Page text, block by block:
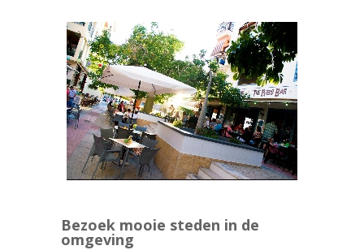
Bezoek mooie steden in de
omgeving